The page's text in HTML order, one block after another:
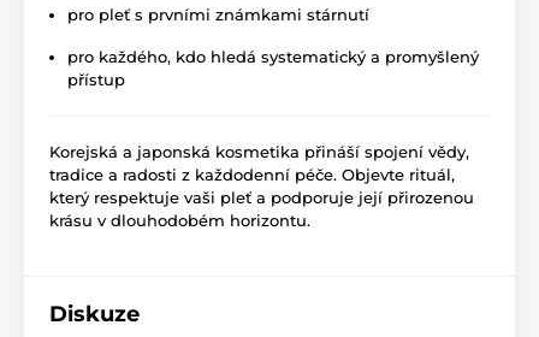
pro pleť s prvními známkami stárnutí
pro každého, kdo hledá systematický a promyšlený
přístup
Korejská a japonská kosmetika přináší spojení vědy,
tradice a radosti z každodenní péče. Objevte rituál,
který respektuje vaši pleť a podporuje její přirozenou
krásu v dlouhodobém horizontu.
Diskuze